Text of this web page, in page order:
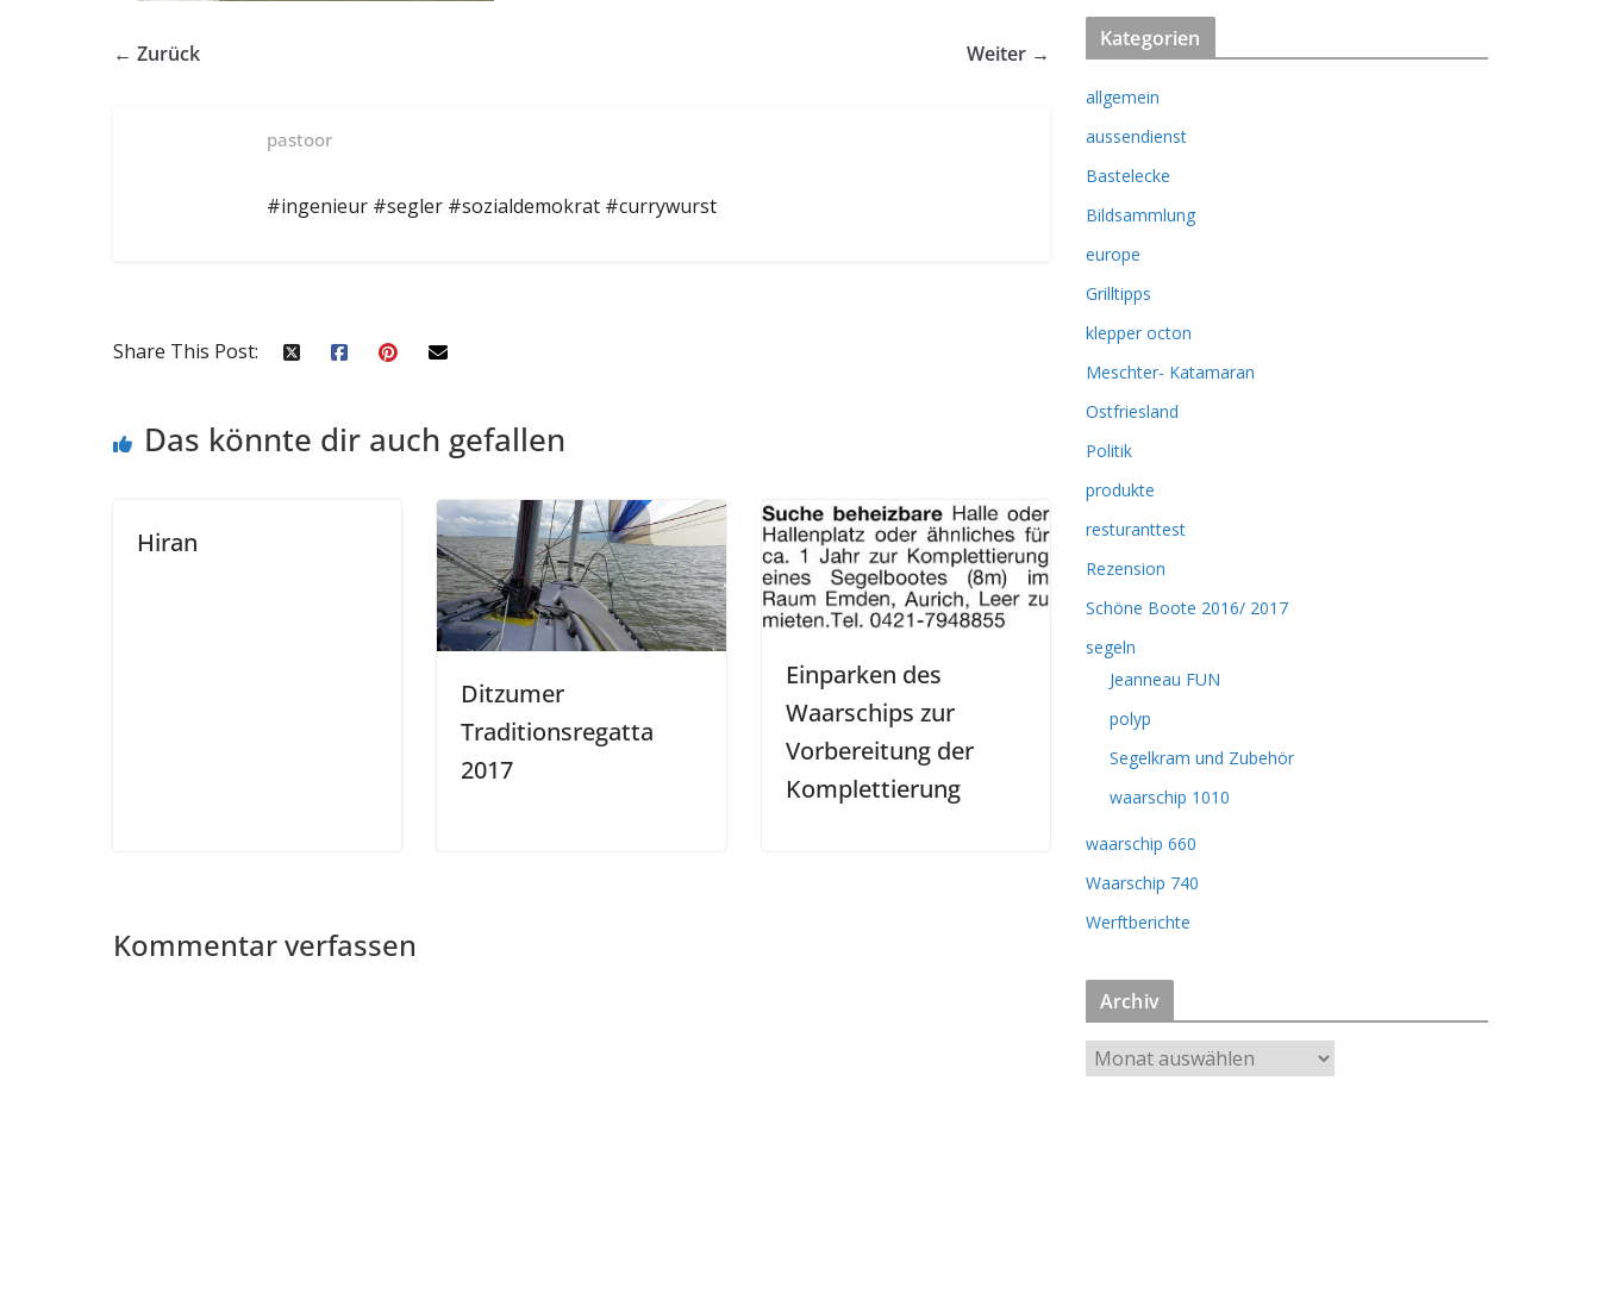
← Zurück Weiter →
pastoor
#ingenieur #segler #sozialdemokrat #currywurst
Share This Post:
Das könnte dir auch gefallen
Hiran
Ditzumer
Traditionsregatta
2017
Einparken des
Waarschips zur
Vorbereitung der
Komplettierung
Kommentar verfassen
Kategorien
allgemein
aussendienst
Bastelecke
Bildsammlung
europe
Grilltipps
klepper octon
Meschter- Katamaran
Ostfriesland
Politik
produkte
resturanttest
Rezension
Schöne Boote 2016/ 2017
segeln
Jeanneau FUN
polyp
Segelkram und Zubehör
waarschip 1010
waarschip 660
Waarschip 740
Werftberichte
Archiv
r